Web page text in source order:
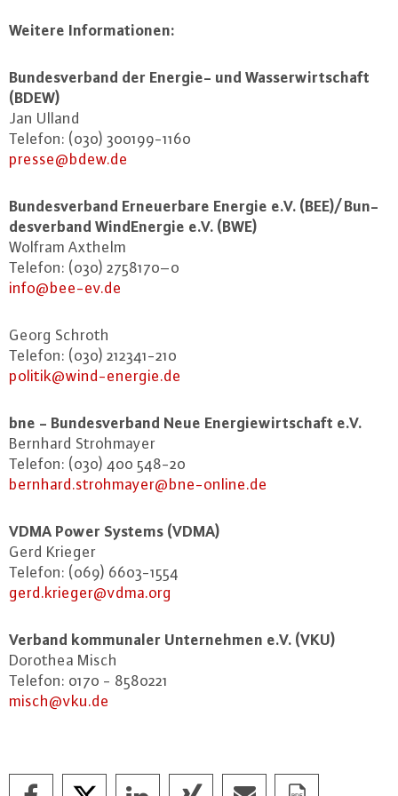
Weitere In­for­ma­tio­nen:
Bun­des­ver­band der Energie- und Was­ser­wirt­schaft
(BDEW)
Jan Ulland
Telefon: (030) 300199-1160
presse@​bdew.​de
Bun­des­ver­band Er­neu­er­ba­re Energie e.V. (BEE)/ Bun­
des­ver­band Wind­Ener­gie e.V. (BWE)
Wolfram Axthelm
Telefon: (030) 2758170–0
info@​bee-​ev.​de
Georg Schroth
Telefon: (030) 212341-210
politik@​wind-​energie.​de
bne - Bun­des­ver­band Neue En­er­gie­wirt­schaft e.V.
Bernhard Stroh­may­er
Telefon: (030) 400 548-20
bernhard.​strohmayer@​bne-​online.​de
VDMA Power Systems (VDMA)
Gerd Krieger
Telefon: (069) 6603-1554
gerd.​krieger@​vdma.​org
Verband kom­mu­na­ler Un­ter­neh­men e.V. (VKU)
Dorothea Misch
Telefon: 0170 - 8580221
misch@​vku.​de